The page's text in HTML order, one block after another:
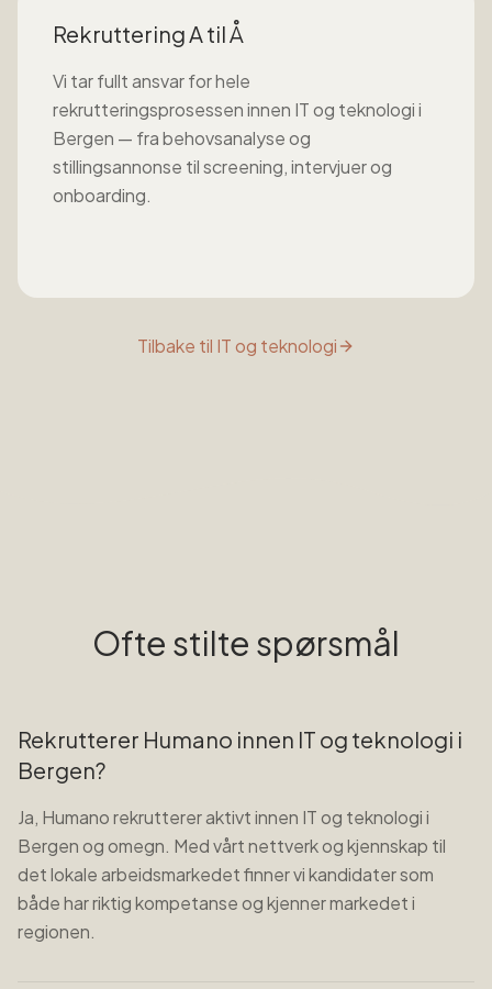
Rekruttering A til Å
Vi tar fullt ansvar for hele
rekrutteringsprosessen innen IT og teknologii
Bergen — fra behovsanalyse og
stillingsannonse til screening, intervjuer og
onboarding.
Tilbake til IT og teknologi
Ofte stilte spørsmål
Rekrutterer Humano innen IT og teknologi i
Bergen?
Ja, Humano rekrutterer aktivt innen IT og teknologi i
Bergen og omegn. Med vårt nettverk og kjennskap til
det lokale arbeidsmarkedet finner vi kandidater som
både har riktig kompetanse og kjenner markedet i
regionen.